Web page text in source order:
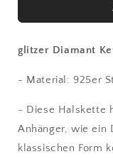
Diamant
glitzer Diamant
- Material: 925er
- Diese Halskette
Anhänger, wie ein
klassischen Form